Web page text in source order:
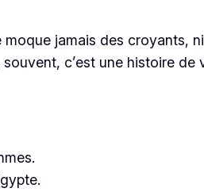
jamais des croyants,
c’est une histoire